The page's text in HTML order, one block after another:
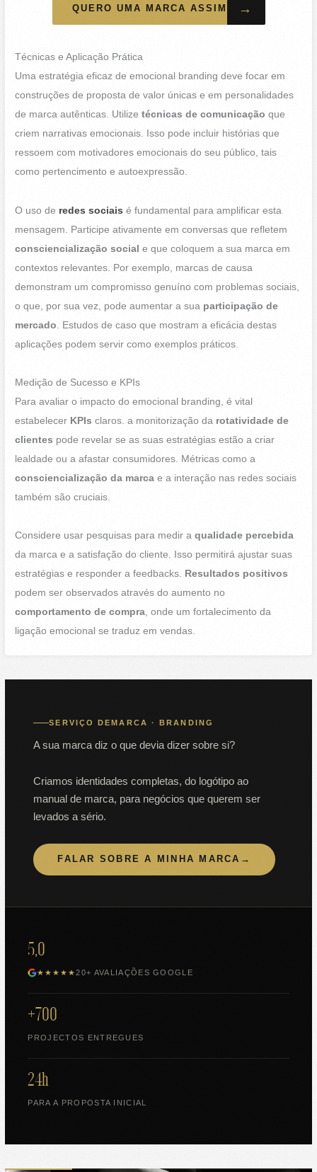
QUERO UMA MARCA ASSIM →
Técnicas e Aplicação Prática
Uma estratégia eficaz de emocional branding deve focar em
construções de proposta de valor únicas e em personalidades
de marca autênticas. Utilizetécnicas de comunicação que
criem narrativas emocionais. Isso pode incluir histórias que
ressoem com motivadores emocionais do seu público, tais
como pertencimento e autoexpressão.
O uso de redes sociais é fundamental para amplificar esta
mensagem. Participe ativamente em conversas que refletem
consciencialização social e que coloquem a sua marca em
contextos relevantes. Por exemplo, marcas de causa
demonstram um compromisso genuíno com problemas sociais,
o que, por sua vez, pode aumentar a sua participação de
mercado . Estudos de caso que mostram a eficácia destas
aplicações podem servir como exemplos práticos.
Medição de Sucesso e KPIs
Para avaliar o impacto do emocional branding, é vital
estabelecer KPIs claros. a monitorização da rotatividade de
clientes pode revelar se as suas estratégias estão a criar
lealdade ou a afastar consumidores. Métricas como a
consciencialização da marca e a interação nas redes sociais
também são cruciais.
Considere usar pesquisas para medir aqualidade percebida
da marca e a satisfação do cliente. Isso permitirá ajustar suas
estratégias e responder a feedbacks. Resultados positivos
podem ser observados através do aumento no
comportamento de compra, onde um fortalecimento da
ligação emocional se traduz em vendas.
SERVIÇO DEMARCA · BRANDING
A sua marca diz o que devia dizer sobre si?
Criamos identidades completas, do logótipo ao
manual de marca, para negócios que querem ser
levados a sério.
FALAR SOBRE A MINHA MARCA →
5,0
★★★★★20+ AVALIAÇÕES GOOGLE
+700
PROJECTOS ENTREGUES
24h
PARA A PROPOSTA INICIAL